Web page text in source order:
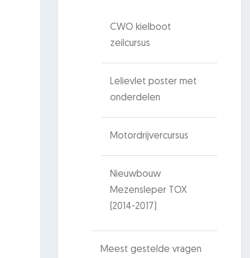
CWO kielboot
zeilcursus
Lelievlet poster met
onderdelen
Motordrijvercursus
Nieuwbouw
Mezensleper TOX
(2014-2017)
Meest gestelde vragen